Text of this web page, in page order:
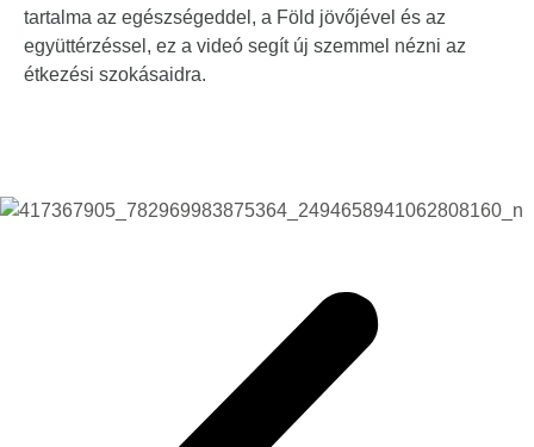
tartalma az egészségeddel, a Föld jövőjével és az
együttérzéssel, ez a videó segít új szemmel nézni az
étkezési szokásaidra.